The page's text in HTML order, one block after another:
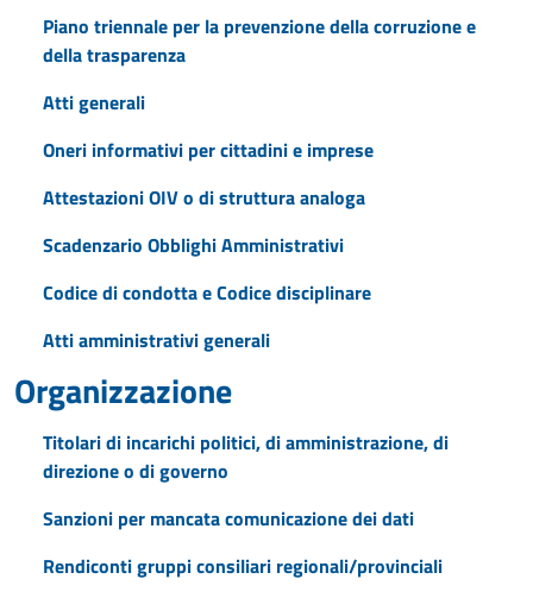
Piano triennale per la prevenzione della corruzione e
della trasparenza
Atti generali
Oneri informativi per cittadini e imprese
Attestazioni OIV o di struttura analoga
Scadenzario Obblighi Amministrativi
Codice di condotta e Codice disciplinare
Atti amministrativi generali
Organizzazione
Titolari di incarichi politici, di amministrazione, di
direzione o di governo
Sanzioni per mancata comunicazione dei dati
Rendiconti gruppi consiliari regionali/provinciali